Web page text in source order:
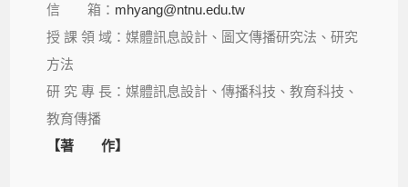
信 箱： mhyang@ntnu.edu.tw
授 課 領 域：媒體訊息設計、圖文傳播研究法、研究
方法
研 究 專 長：媒體訊息設計、傳播科技、教育科技、
教育傳播
【著 作】